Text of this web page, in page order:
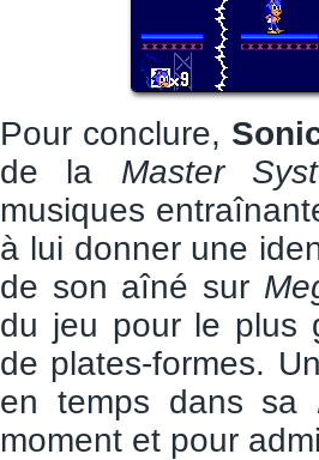
Pour conclure,
de la Master
musiques
à lui donner une
de son aîné sur
du jeu pour le plus
de plates-formes.
en temps dans sa
moment et pour